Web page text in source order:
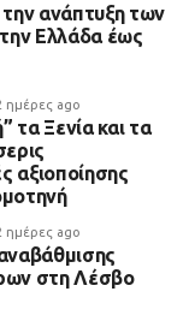
ανάπτυξη των
Ελλάδα έως
ημέρες ago
τα Ξενία και τα
αξιοποίησης
ημέρες ago
στη Λέσβο